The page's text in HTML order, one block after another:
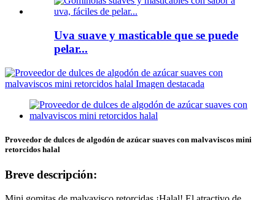
Uva suave y masticable que se puede
pelar...
Proveedor de dulces de algodón de azúcar suaves con malvaviscos mini
retorcidos halal
Breve descripción: